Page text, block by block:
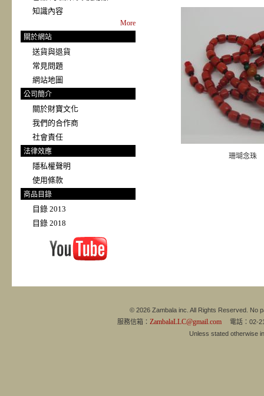
知識內容
More
關於網站
送貨與退貨
常見問題
網站地圖
公司簡介
關於財寶文化
我們的合作商
社會責任
法律效應
隱私權聲明
使用條款
商品目錄
目錄 2013
目錄 2018
珊瑚念珠
© 2026 Zambala inc. All Rights Reserved. No
服務信箱： ZambalaLLC@gmail.com 電話：02-
Unless stated